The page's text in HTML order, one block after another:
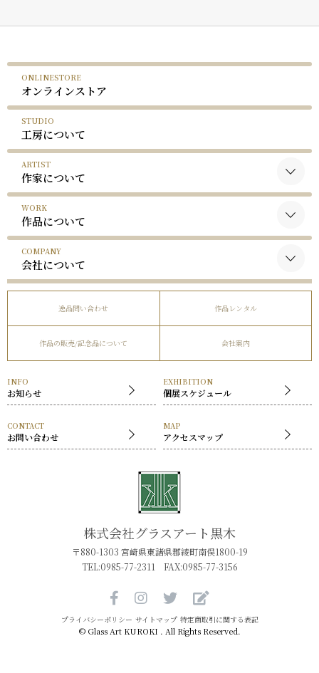
ONLINESTORE
オンラインストア
STUDIO
工房について
ARTIST
作家について
黒木国昭について
谷口榮について
略歴
受賞歴
WORK
作品について
黒木国昭の作品
谷口榮の作品
COMPANY
会社について
社長挨拶
逸品問い合わせ 作品レンタル
作品の販売/記念品について 会社案内
INFO
お知らせ
EXHIBITION
個展スケジュール
CONTACT
お問い合わせ
MAP
アクセスマップ
株式会社グラスアート黒木
〒880-1303 宮崎県東諸県郡綾町南俣1800-19
TEL:0985-77-2311 FAX:0985-77-3156
プライバシーポリシー サイトマップ 特定商取引に関する表記
© Glass Art KUROKI . All Rights Reserved.